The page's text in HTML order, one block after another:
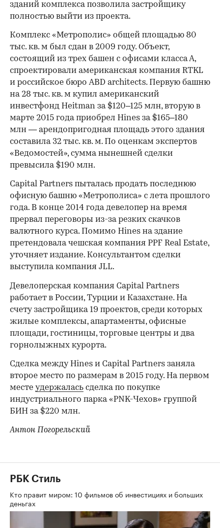
зданий комплекса позволила застройщику
полностью выйти из проекта.
Комплекс «Метрополис» общей площадью 80
тыс. кв. м был сдан в 2009 году. Объект,
состоящий из трех башен с офисами класса А,
спроектировали американская компания RTKL
и российское бюро ABD architects. Первую башню
на 28 тыс. кв. м купил американский
инвестфонд Heitman за $120–125 млн, вторую в
марте 2015 года приобрел Hines за $165–180
млн — арендопригодная площадь этого здания
составила 32 тыс. кв. м. По оценкам экспертов
«Ведомостей», сумма нынешней сделки
превысила $190 млн.
Capital Partners пыталась продать последнюю
офисную башню «Метрополиса» с лета прошлого
года. В конце 2014 года девелопер на время
прервал переговоры из-за резких скачков
валютного курса. Помимо Hines на здание
претендовала чешская компания PPF Real Estate,
уточняет издание. Консультантом сделки
выступила компания JLL.
Девелоперская компания Capital Partners
работает в России, Турции и Казахстане. На
счету застройщика 19 проектов, среди которых
жилые комплексы, апартаменты, офисные
площади, гостиницы, торговые центры и два
горнолыжных курорта.
Сделка между Hines и Capital Partners заняла
второе место по размерам в 2015 году. На первом
месте удержалась сделка по покупке
индустриального парка «PNK-Чехов» группой
БИН за $220 млн.
Антон Погорельский
РБК Стиль
Кто правит миром: 10 фильмов об инвестициях и больших
деньгах